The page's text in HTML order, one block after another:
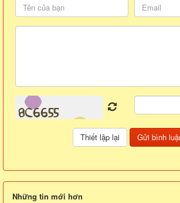
Những tin mới hơn